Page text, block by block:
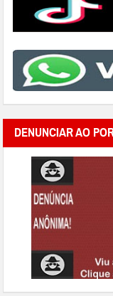
DENUNCIAR AO